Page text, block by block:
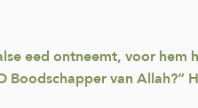
eed ontneemt, voor
van Allah?”